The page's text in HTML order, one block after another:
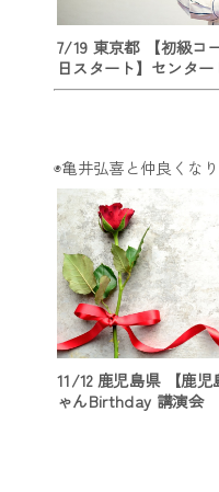
7/19 東京都 【初級コ
日スタート】センタ
◉亀井弘喜と仲良くな
11/12 鹿児島県 【鹿児
ゃんBirthday 講演会